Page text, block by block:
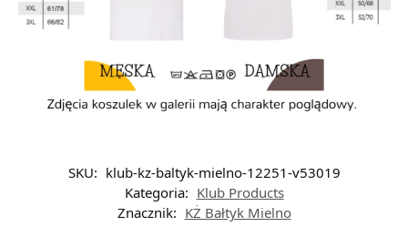
SKU: klub-kz-baltyk-mielno-12251-v53019
Kategoria: Klub Products
Znacznik: KŻ Bałtyk Mielno